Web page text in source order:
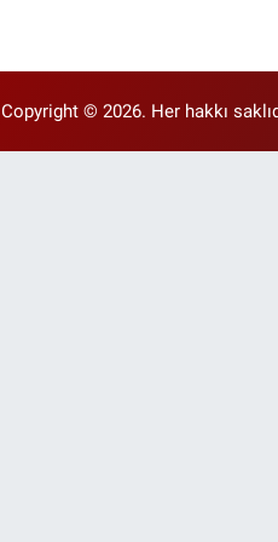
Copyright © 2026. Her hakkı